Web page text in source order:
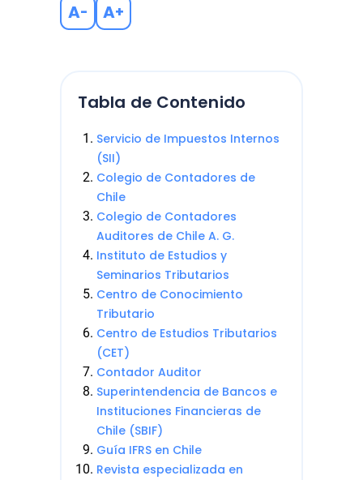
A- A+
Tabla de Contenido
Servicio de Impuestos Internos
(SII)
Colegio de Contadores de
Chile
Colegio de Contadores
Auditores de Chile A. G.
Instituto de Estudios y
Seminarios Tributarios
Centro de Conocimiento
Tributario
Centro de Estudios Tributarios
(CET)
Contador Auditor
Superintendencia de Bancos e
Instituciones Financieras de
Chile (SBIF)
Guía IFRS en Chile
Revista especializada en